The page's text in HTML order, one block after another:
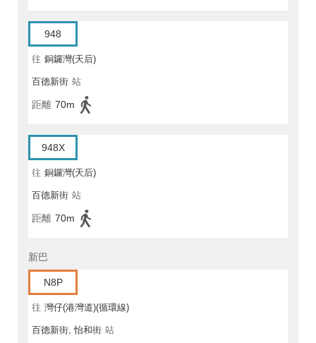
948
往 銅鑼灣(天后)
百德新街 站
距離 70m
948X
往 銅鑼灣(天后)
百德新街 站
距離 70m
新巴
N8P
往 灣仔(港灣道)(循環線)
百德新街, 怡和街 站